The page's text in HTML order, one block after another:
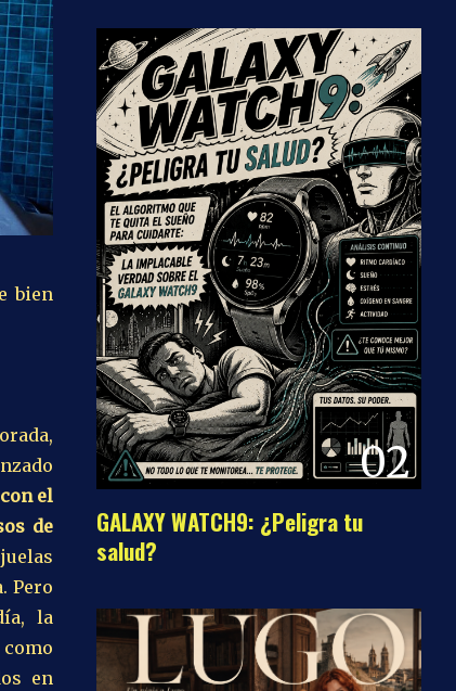
bien
el
de
Pero
la
en
02
GALAXY WATCH9: ¿Peligra tu
salud?